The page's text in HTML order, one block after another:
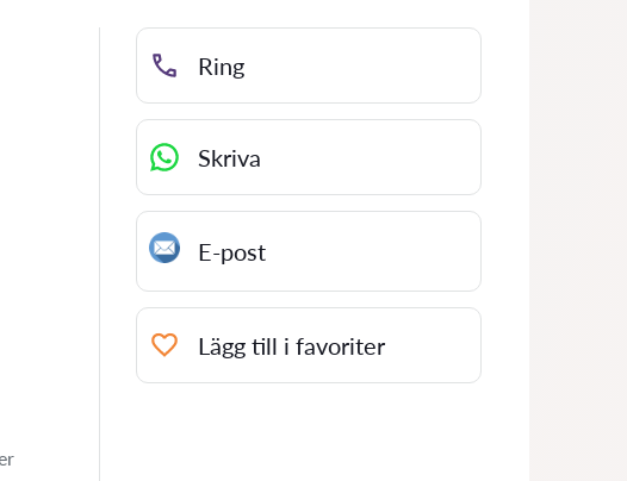
Ring
Skriva
E-post
Lägg till i favoriter